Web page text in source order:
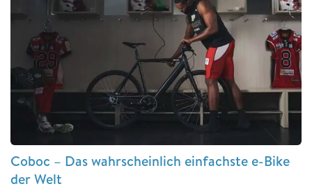
Coboc – Das wahrscheinlich einfachste e-Bike
der Welt